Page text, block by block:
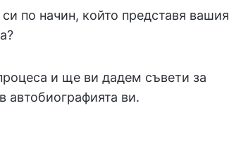
по начин, който представя вашия
и ще ви дадем съвети за
автобиографията ви.